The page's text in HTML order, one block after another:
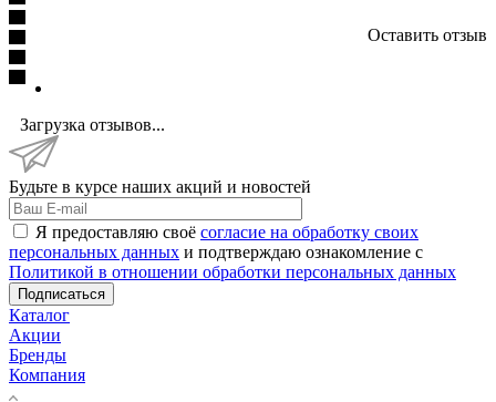
Оставить отзыв
Загрузка отзывов...
Будьте в курсе наших акций и новостей
Я предоставляю своё согласие на обработку своих
персональных данных и подтверждаю ознакомление с
Политикой в отношении обработки персональных данных
Подписаться
Каталог
Акции
Бренды
Компания